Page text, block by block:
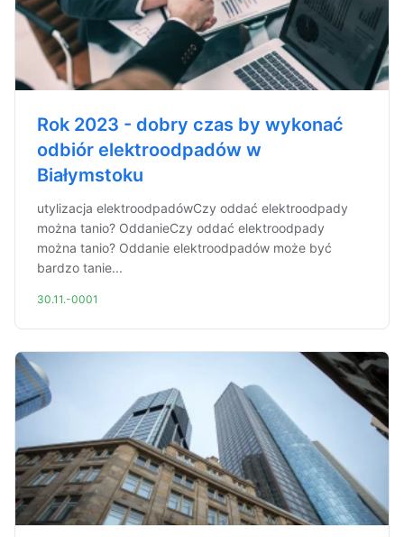
Rok 2023 - dobry czas by wykonać
odbiór elektroodpadów w
Białymstoku
utylizacja elektroodpadówCzy oddać elektroodpady
można tanio? OddanieCzy oddać elektroodpady
można tanio? Oddanie elektroodpadów może być
bardzo tanie...
30.11.-0001